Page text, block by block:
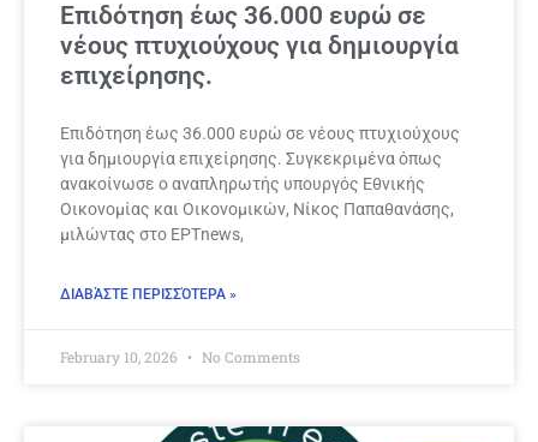
Επιδότηση έως 36.000 ευρώ σε
νέους πτυχιούχους για δημιουργία
επιχείρησης.
Επιδότηση έως 36.000 ευρώ σε νέους πτυχιούχους
για δημιουργία επιχείρησης. Συγκεκριμένα όπως
ανακοίνωσε ο αναπληρωτής υπουργός Εθνικής
Οικονομίας και Οικονομικών, Νίκος Παπαθανάσης,
μιλώντας στο ΕΡΤnews,
ΔΙΑΒΆΣΤΕ ΠΕΡΙΣΣΌΤΕΡΑ »
February 10, 2026 No Comments